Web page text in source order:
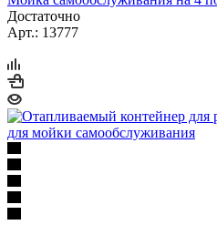
Достаточно
Арт.: 13777